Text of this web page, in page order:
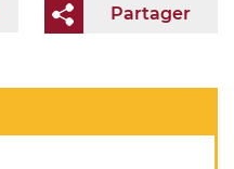
Partager